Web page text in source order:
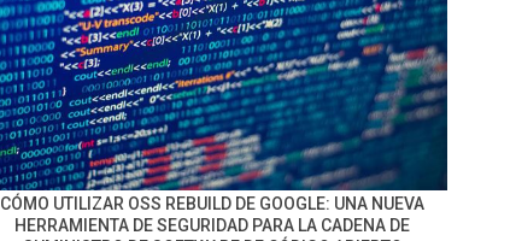
CÓMO UTILIZAR OSS REBUILD DE GOOGLE: UNA NUEVA
HERRAMIENTA DE SEGURIDAD PARA LA CADENA DE